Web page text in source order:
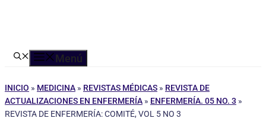
Menú
INICIO » MEDICINA » REVISTAS MÉDICAS » REVISTA DE
ACTUALIZACIONES EN ENFERMERÍA » ENFERMERÍA. 05 NO. 3 »
REVISTA DE ENFERMERÍA: COMITÉ, VOL 5 NO 3